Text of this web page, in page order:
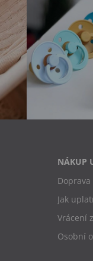
NÁKUP
Jak
Vrácení
Osobní